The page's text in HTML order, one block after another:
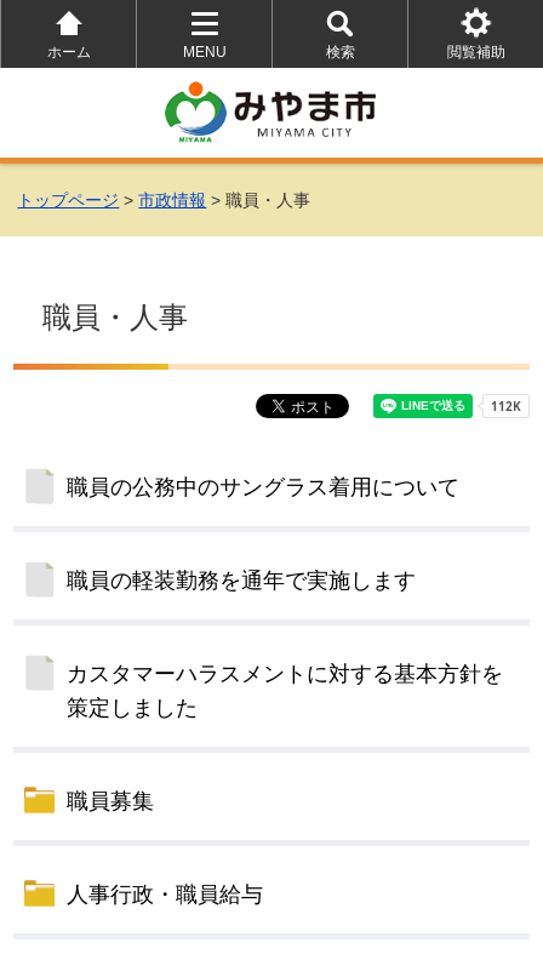
ホーム
MENU
を
開
く
検索
を
開
く
閲覧補助
を
トップページ >市政情報 > 職員・人事
職員・人事
職員の公務中のサングラス着用について
職員の軽装勤務を通年で実施します
カスタマーハラスメントに対する基本方針を
策定しました
職員募集
人事行政・職員給与